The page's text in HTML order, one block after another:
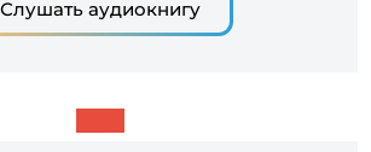
Слушать аудиокнигу